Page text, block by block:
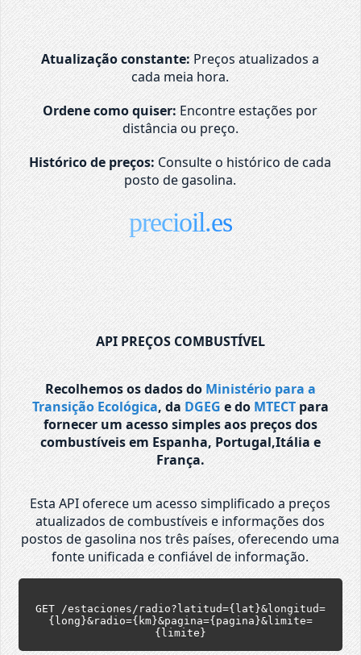
Atualização constante: Preços atualizados a
cada meia hora.
Ordene como quiser: Encontre estações por
distância ou preço.
Histórico de preços: Consulte o histórico de cada
posto de gasolina.
precioil.es
API PREÇOS COMBUSTÍVEL
Recolhemos os dados do Ministério para a
Transição Ecológica, da DGEG e do MTECTpara
fornecer um acesso simples aos preços dos
combustíveis em Espanha, Portugal,Itália e
França.
Esta API oferece um acesso simplificado a preços
atualizados de combustíveis e informações dos
postos de gasolina nos três países, oferecendo uma
fonte unificada e confiável de informação.
GET /estaciones/radio?latitud={lat}&longitud=
{long}&radio={km}&pagina={pagina}&limite=
{limite}